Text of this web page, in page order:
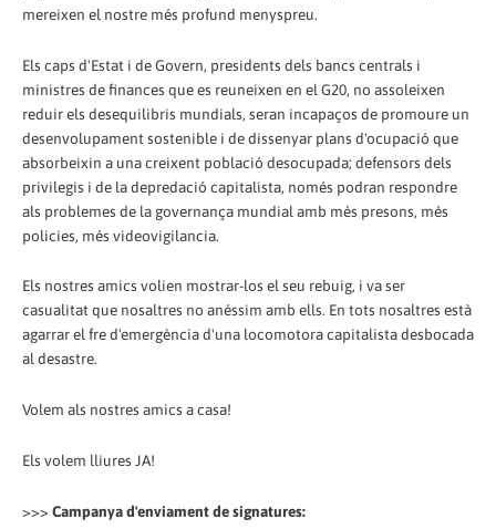
mereixen el nostre més profund menyspreu.
Els caps d'Estat i de Govern, presidents dels bancs centrals i
ministres de finances que es reuneixen en el G20, no assoleixen
reduir els desequilibris mundials, seran incapaços de promoure un
desenvolupament sostenible i de dissenyar plans d'ocupació que
absorbeixin a una creixent població desocupada; defensors dels
privilegis i de la depredació capitalista, només podran respondre
als problemes de la governança mundial amb més presons, més
policies, més videovigilancia.
Els nostres amics volien mostrar-los el seu rebuig, i va ser
casualitat que nosaltres no anéssim amb ells. En tots nosaltres està
agarrar el fre d'emergència d'una locomotora capitalista desbocada
al desastre.
Volem als nostres amics a casa!
Els volem lliures JA!
>>> Campanya d'enviament de signatures: